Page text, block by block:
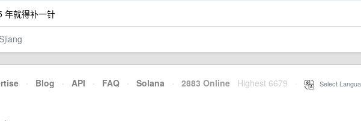
年就得补一针
· Blog · API · FAQ · Solana · 2883 Online Highest 6679 Select